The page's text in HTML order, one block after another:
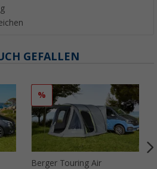
GEFALLEN
%
Berger Touring Air